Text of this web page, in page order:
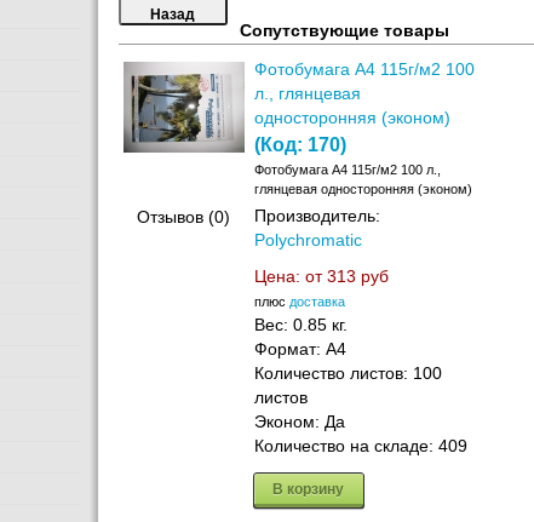
Сопутствующие товары
Отзывов (0)
Фотобумага A4 115г/м2 100
л., глянцевая
односторонняя (эконом)
(Код: 170)
Фотобумага A4 115г/м2 100 л.,
глянцевая односторонняя (эконом)
Производитель:
Polychromatic
Цена: от 313 руб
плюс доставка
Вес: 0.85 кг.
Формат: A4
Количество листов: 100
листов
Эконом: Да
Количество на складе: 409
В корзину